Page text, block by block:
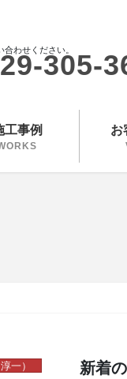
合わせください。305-
工事例 お
一） 新着